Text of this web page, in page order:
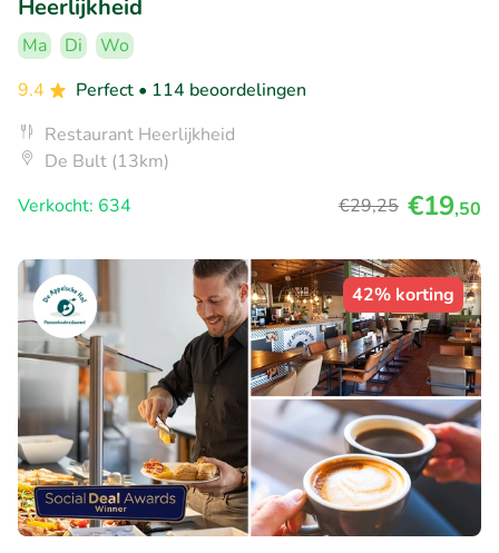
Heerlijkheid
Ma Di
Wo
9.4
Perfect • 114 beoordelingen
Restaurant Heerlijkheid
De Bult (13km)
Verkocht: 634
€29,25 €19,50
42% korting